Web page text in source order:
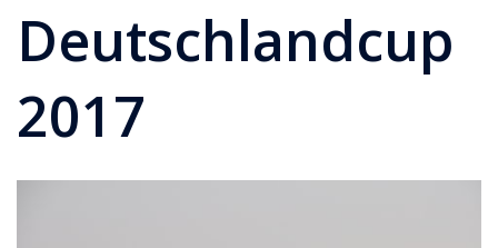
Deutschlandcup
2017